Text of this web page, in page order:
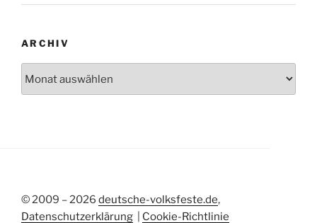
ARCHIV
© 2009 – 2026 deutsche-volksfeste.de,
Datenschutzerklärung
Cookie-Richtlinie